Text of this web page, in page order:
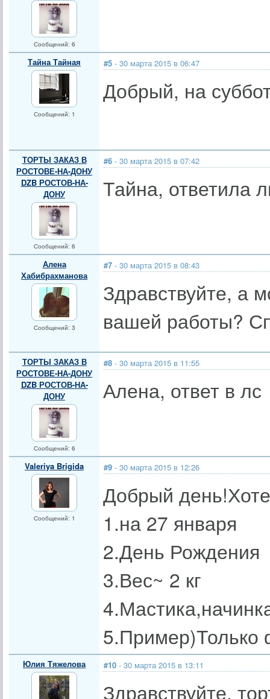
Сообщений: 6
Тайна Тайная
Сообщений: 1
#5 - 30 марта 2015 в 06:47
Добрый, на
ТОРТЫ ЗАКАЗ В
РОСТОВЕ-НА-ДОНУ
DZB РОСТОВ-НА-
ДОНУ
Сообщений: 6
#6 - 30 марта 2015 в 07:42
Тайна, ответила
Алена
Хабибрахманова
Сообщений: 3
#7 - 30 марта 2015 в 08:43
Здравствуйте, а
вашей работы?
ТОРТЫ ЗАКАЗ В
РОСТОВЕ-НА-ДОНУ
DZB РОСТОВ-НА-
ДОНУ
Сообщений: 6
#8 - 30 марта 2015 в 11:55
Алена, ответ в лс
Valeriya Brigida
Сообщений: 1
#9 - 30 марта 2015 в 12:26
Добрый
1.на 27 января
2.День Рождения
3.Вес~ 2 кг
5.Пример)Только
Юлия Тяжелова #10 - 30 марта 2015 в 13:11
Здравствуйте,